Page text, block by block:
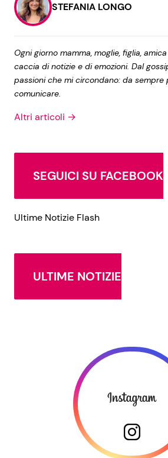
STEFANIA LONGO
Ogni giorno mamma, moglie, figlia,
caccia di notizie e di emozioni. Dal
passioni che mi circondano: da sempre
comunicare.
Altri articoli →
SEGUICI SU FACEBOOK
Ultime Notizie Flash
ULTIME NOTIZIE